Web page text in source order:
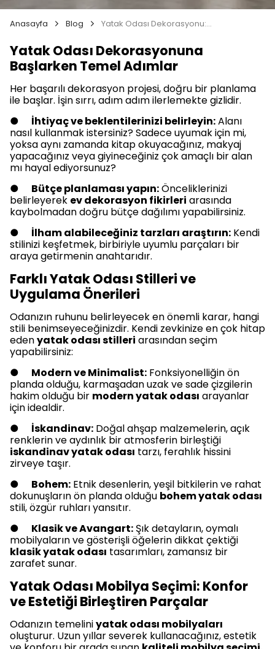
Anasayfa Blog Yatak Odası Dekorasyonu: Tarzınızı Yansıtan Fikirler
Yatak Odası Dekorasyonuna
Başlarken Temel Adımlar
Her başarılı dekorasyon projesi, doğru bir planlama
ile başlar. İşin sırrı, adım adım ilerlemekte gizlidir.
● İhtiyaç ve beklentilerinizi belirleyin:Alanı
nasıl kullanmak istersiniz? Sadece uyumak için mi,
yoksa aynı zamanda kitap okuyacağınız, makyaj
yapacağınız veya giyineceğiniz çok amaçlı bir alan
mı hayal ediyorsunuz?
● Bütçe planlaması yapın:Önceliklerinizi
belirleyerek ev dekorasyon fikirleri arasında
kaybolmadan doğru bütçe dağılımı yapabilirsiniz.
● İlham alabileceğiniz tarzları araştırın: Kendi
stilinizi keşfetmek, birbiriyle uyumlu parçaları bir
araya getirmenin anahtarıdır.
Farklı Yatak Odası Stilleri ve
Uygulama Önerileri
Odanızın ruhunu belirleyecek en önemli karar, hangi
stili benimseyeceğinizdir. Kendi zevkinize en çok hitap
edenyatak odası stilleri arasından seçim
yapabilirsiniz:
● Modern ve Minimalist: Fonksiyonelliğin ön
planda olduğu, karmaşadan uzak ve sade çizgilerin
hakim olduğu bir modern yatak odası arayanlar
için idealdir.
● İskandinav: Doğal ahşap malzemelerin, açık
renklerin ve aydınlık bir atmosferin birleştiği
iskandinav yatak odası tarzı, ferahlık hissini
zirveye taşır.
● Bohem: Etnik desenlerin, yeşil bitkilerin ve rahat
dokunuşların ön planda olduğu bohem yatak odası
stili, özgür ruhları yansıtır.
● Klasik ve Avangart: Şık detayların, oymalı
mobilyaların ve gösterişli öğelerin dikkat çektiği
klasik yatak odası tasarımları, zamansız bir
zarafet sunar.
Yatak Odası Mobilya Seçimi: Konfor
ve Estetiği Birleştiren Parçalar
Odanızın temeliniyatak odası mobilyaları
oluşturur. Uzun yıllar severek kullanacağınız, estetik